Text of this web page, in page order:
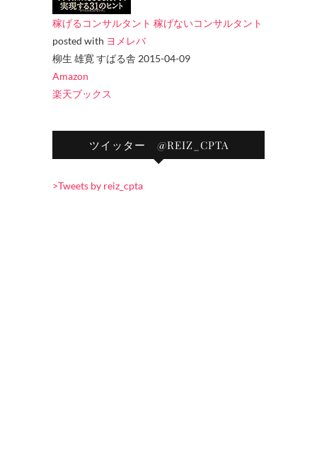
稼げるコンサルタント 稼げないコンサルタント
posted with ヨメレバ
柳生 雄寛 すばる舎 2015-04-09
Amazon
楽天ブックス
ツイッター @REIZ_CPTA
>Tweets by reiz_cpta